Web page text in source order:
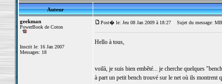
Auteur
geekman
PowerBook de Coton
Inscrit le: 16 Jan 2007
Messages: 18
Post� le: Jeu 08 Jan 2009 à 18:27 Sujet du message:
Hello à tous,
voilà, je suis bien embêté... je cherche quelques
à part un petit bench trouvé sur le net où ils montrent